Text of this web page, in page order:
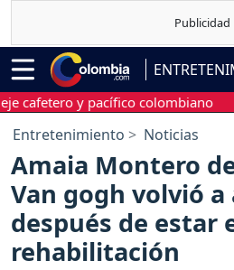
y pacífico colombiano
Entretenimiento Noticias
Amaia Montero
Van gogh volvió a
después de estar
rehabilitación